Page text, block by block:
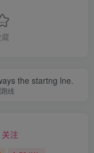
藏
the startng lne.
线
关注